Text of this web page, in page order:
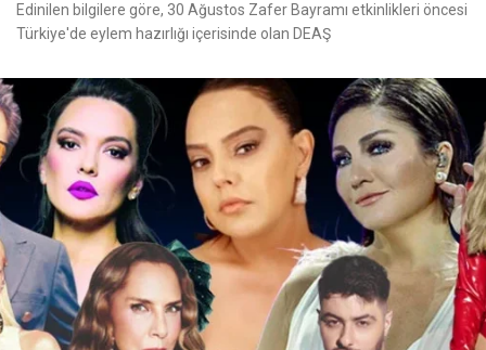
Edinilen bilgilere göre, 30 Ağustos Zafer Bayramı etkinlikleri öncesi
Türkiye'de eylem hazırlığı içerisinde olan DEAŞ